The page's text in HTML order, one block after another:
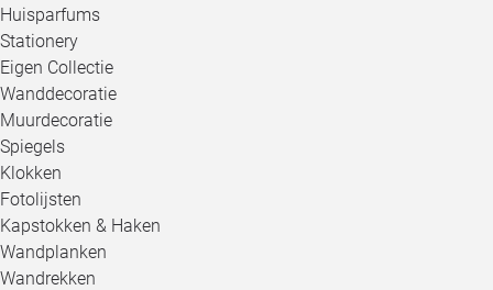
Huisparfums
Stationery
Eigen Collectie
Wanddecoratie
Muurdecoratie
Spiegels
Klokken
Fotolijsten
Kapstokken & Haken
Wandplanken
Wandrekken